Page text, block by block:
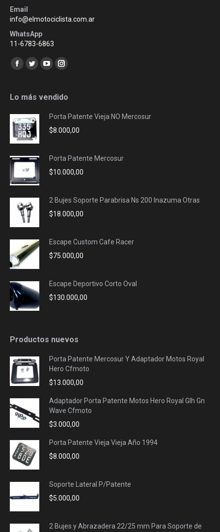
Email
info@elmotociclista.com.ar
WhatsApp
11-6783-6863
Encuéntranos en:
Facebook
opens
new
window
Twitter
opens
new
window
YouTube
opens
new
window
Instagram
opens
new
window
Lo más vendido
Porta Patente Vieja NO Mercosur
$8.000,00
Porta Patente Mercosur
$10.000,00
2 Bujes Soporte Parabrisa Ns 200 Inazuma Otras
$18.000,00
Escape Custom Cafe Racer
$75.000,00
Escape Deportivo Corto Oval
$130.000,00
Productos nuevos
Porta Patente Mercosur Y Adaptador Motos Royal
Hero Cfmoto
$13.000,00
Adaptador Porta Patente Motos Hero Royal Glh Gn
Wave Cfmoto
$3.000,00
Porta Patente Vieja Vieja Año 1994
$8.000,00
Soporte Lateral P/Patente
$5.000,00
2 Bujes y Abrazadera 22/25 mm Para Soporte de